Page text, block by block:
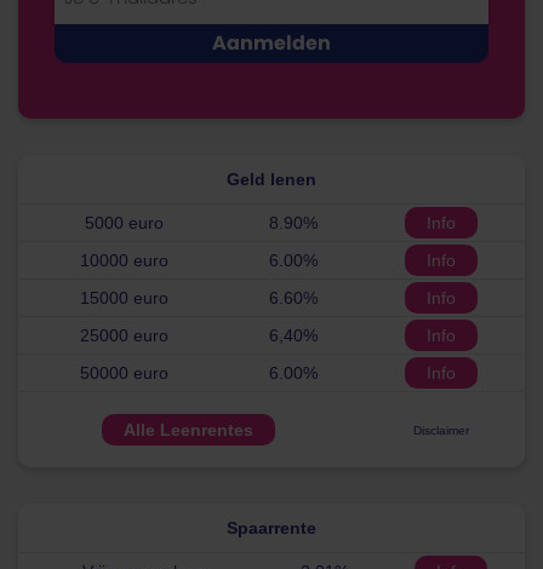
Geld lenen
5000 euro 8.90%
Info
10000 euro
6.00%
Info
15000 euro
6.60%
Info
25000 euro
6,40%
Info
50000 euro
6.00% Info
Alle Leenrentes Disclaimer
Spaarrente